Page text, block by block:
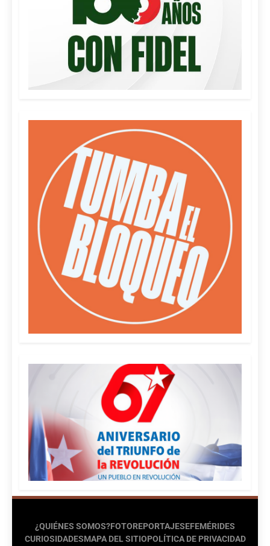
¿QUIÉNES SOMOS?FOTOREPORTAJESEFEMÉRIDES
CURIOSIDADESMAPA DEL SITIOPOLÍTICA DE PRIVACIDAD